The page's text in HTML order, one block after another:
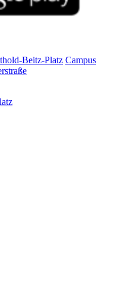
Beitz-Platz Campus